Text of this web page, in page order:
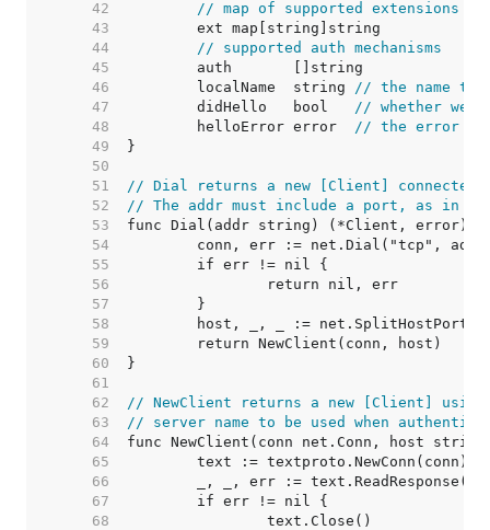
    42
// map of supported extensions
    43
    44
// supported auth mechanisms
    45
    46
	localName  string
// the name to
    47
	didHello   bool
// whether we've
    48
	helloError error
// the error
    49
    50
    51
// Dial returns a new [Client] connected
    52
// The addr must include a port, as in
    53
    54
    55
    56
    57
    58
    59
    60
    61
    62
// NewClient returns a new [Client]
    63
// server name to be used when
    64
    65
    66
    67
    68